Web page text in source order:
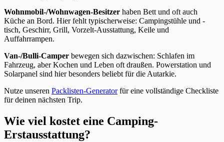
Wohnmobil-/Wohnwagen-Besitzer haben Bett und oft auch
Küche an Bord. Hier fehlt typischerweise: Campingstühle und -
tisch, Geschirr, Grill, Vorzelt-Ausstattung, Keile und
Auffahrrampen.
Van-/Bulli-Camper bewegen sich dazwischen: Schlafen im
Fahrzeug, aber Kochen und Leben oft draußen. Powerstation und
Solarpanel sind hier besonders beliebt für die Autarkie.
Nutze unseren Packlisten-Generator für eine vollständige Checkliste
für deinen nächsten Trip.
Wie viel kostet eine Camping-
Erstausstattung?